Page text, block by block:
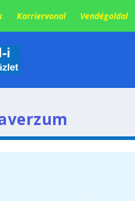
Karriervonal Vendégoldal